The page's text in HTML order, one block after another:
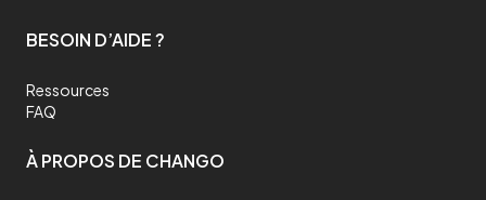
BESOIN D’AIDE ?
Ressources
FAQ
À PROPOS DE CHANGO